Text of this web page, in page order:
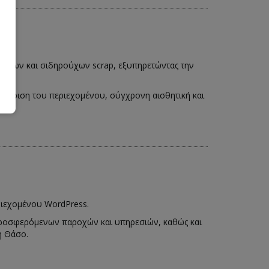
και σιδηρούχων scrap, εξυπηρετώντας την
του περιεχομένου, σύγχρονη αισθητική και
WordPress.
παροχών και υπηρεσιών, καθώς και
Θάσο.